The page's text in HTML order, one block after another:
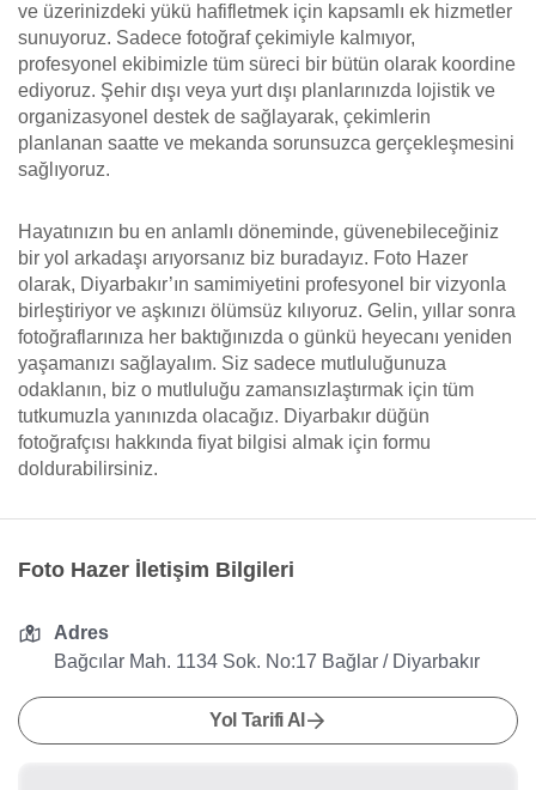
ve üzerinizdeki yükü hafifletmek için kapsamlı ek hizmetler
sunuyoruz. Sadece fotoğraf çekimiyle kalmıyor,
profesyonel ekibimizle tüm süreci bir bütün olarak koordine
ediyoruz. Şehir dışı veya yurt dışı planlarınızda lojistik ve
organizasyonel destek de sağlayarak, çekimlerin
planlanan saatte ve mekanda sorunsuzca gerçekleşmesini
sağlıyoruz.
Hayatınızın bu en anlamlı döneminde, güvenebileceğiniz
bir yol arkadaşı arıyorsanız biz buradayız. Foto Hazer
olarak, Diyarbakır’ın samimiyetini profesyonel bir vizyonla
birleştiriyor ve aşkınızı ölümsüz kılıyoruz. Gelin, yıllar sonra
fotoğraflarınıza her baktığınızda o günkü heyecanı yeniden
yaşamanızı sağlayalım. Siz sadece mutluluğunuza
odaklanın, biz o mutluluğu zamansızlaştırmak için tüm
tutkumuzla yanınızda olacağız. Diyarbakır düğün
fotoğrafçısı hakkında fiyat bilgisi almak için formu
doldurabilirsiniz.
Foto Hazer İletişim Bilgileri
Adres
Bağcılar Mah. 1134 Sok. No:17 Bağlar / Diyarbakır
Yol Tarifi Al